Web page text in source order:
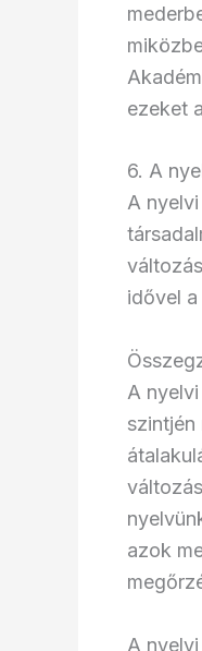
ezeket
6. A
A
idővel
A
azok
A